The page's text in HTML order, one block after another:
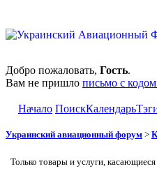
Добро пожаловать, Гость.
Вам не пришло письмо с
Начало ПоискКалендарь
Украинский авиационный форум >
Только товары и услуги,